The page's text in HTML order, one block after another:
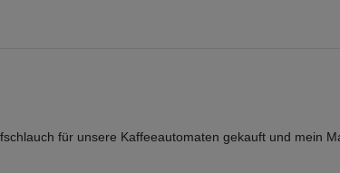
für unsere Kaffeeautomaten gekauft und mein